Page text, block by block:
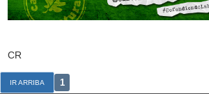
CR
IR ARRIBA 1